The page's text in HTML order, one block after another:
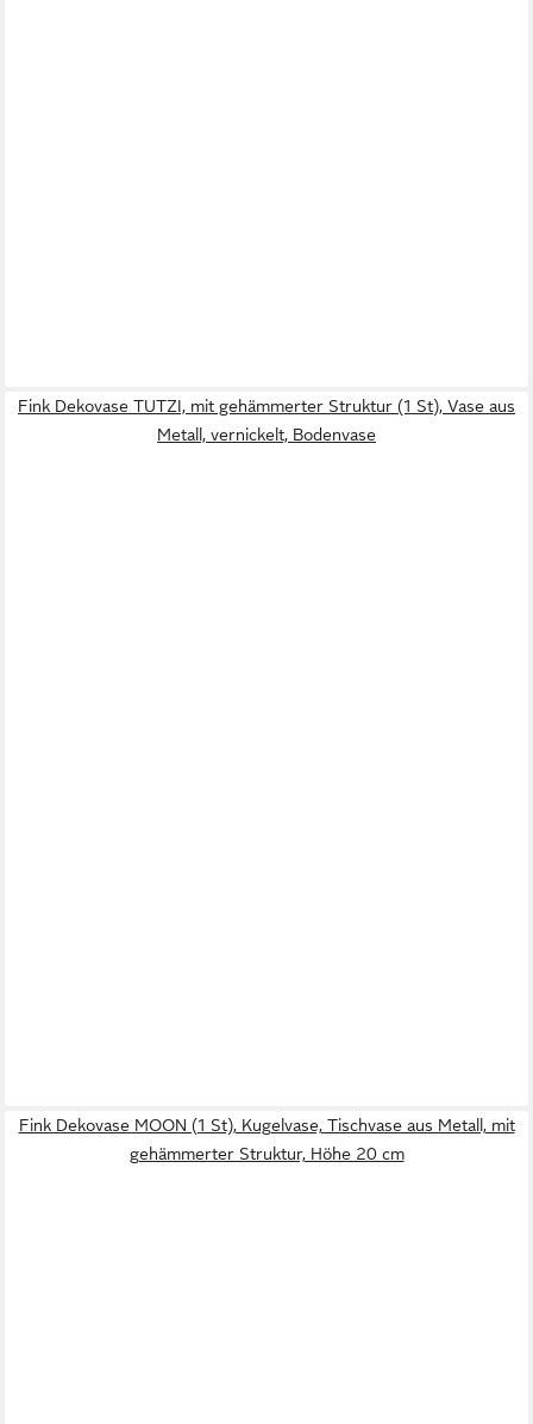
Fink Dekovase TUTZI, mit gehämmerter Struktur (1 St), Vase aus
Metall, vernickelt, Bodenvase
Fink Dekovase MOON (1 St), Kugelvase, Tischvase aus Metall, mit
gehämmerter Struktur, Höhe 20 cm